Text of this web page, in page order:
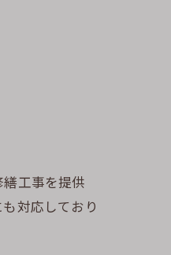
工事を提供
対応しており